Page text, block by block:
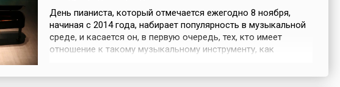
День пианиста, который отмечается ежегодно 8 ноября,
начиная с 2014 года, набирает популярность в музыкальной
среде, и касается он, в первую очередь, тех, кто имеет
отношение к такому музыкальному инструменту, как